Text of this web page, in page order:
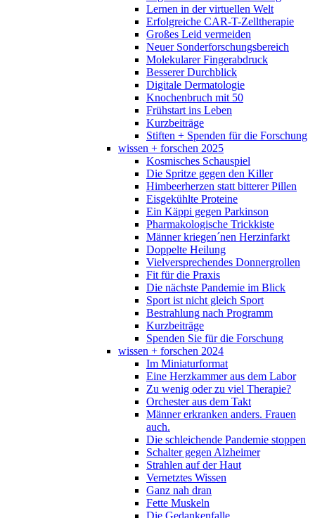
Lernen in der virtuellen Welt
Erfolgreiche CAR-T-Zelltherapie
Großes Leid vermeiden
Neuer Sonderforschungsbereich
Molekularer Fingerabdruck
Besserer Durchblick
Digitale Dermatologie
Knochenbruch mit 50
Frühstart ins Leben
Kurzbeiträge
Stiften + Spenden für die Forschung
wissen + forschen 2025
Kosmisches Schauspiel
Die Spritze gegen den Killer
Himbeerherzen statt bitterer Pillen
Eisgekühlte Proteine
Ein Käppi gegen Parkinson
Pharmakologische Trickkiste
Männer kriegen´nen Herzinfarkt
Doppelte Heilung
Vielversprechendes Donnergrollen
Fit für die Praxis
Die nächste Pandemie im Blick
Sport ist nicht gleich Sport
Bestrahlung nach Programm
Kurzbeiträge
Spenden Sie für die Forschung
wissen + forschen 2024
Im Miniaturformat
Eine Herzkammer aus dem Labor
Zu wenig oder zu viel Therapie?
Orchester aus dem Takt
Männer erkranken anders. Frauen
auch.
Die schleichende Pandemie stoppen
Schalter gegen Alzheimer
Strahlen auf der Haut
Vernetztes Wissen
Ganz nah dran
Fette Muskeln
Die Gedankenfalle